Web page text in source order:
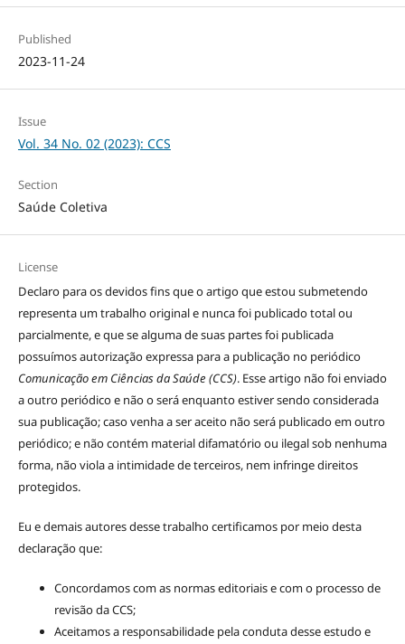
Published
2023-11-24
Issue
Vol. 34 No. 02 (2023): CCS
Section
Saúde Coletiva
License
Declaro para os devidos fins que o artigo que estou submetendo
representa um trabalho original e nunca foi publicado total ou
parcialmente, e que se alguma de suas partes foi publicada
possuímos autorização expressa para a publicação no periódico
Comunicação em Ciências da Saúde (CCS). Esse artigo não foi enviado
a outro periódico e não o será enquanto estiver sendo considerada
sua publicação; caso venha a ser aceito não será publicado em outro
periódico; e não contém material difamatório ou ilegal sob nenhuma
forma, não viola a intimidade de terceiros, nem infringe direitos
protegidos.
Eu e demais autores desse trabalho certificamos por meio desta
declaração que:
Concordamos com as normas editoriais e com o processo de
revisão da CCS;
Aceitamos a responsabilidade pela conduta desse estudo e